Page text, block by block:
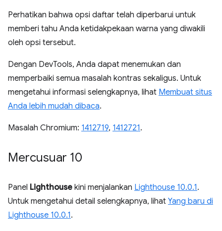
Perhatikan bahwa opsi daftar telah diperbarui untuk
memberi tahu Anda ketidakpekaan warna yang diwakili
oleh opsi tersebut.
Dengan DevTools, Anda dapat menemukan dan
memperbaiki semua masalah kontras sekaligus. Untuk
mengetahui informasi selengkapnya, lihat Membuat situs
Anda lebih mudah dibaca.
Masalah Chromium: 1412719, 1412721.
Mercusuar 10
Panel Lighthouse kini menjalankan Lighthouse 10.0.1.
Untuk mengetahui detail selengkapnya, lihat Yang baru di
Lighthouse 10.0.1.